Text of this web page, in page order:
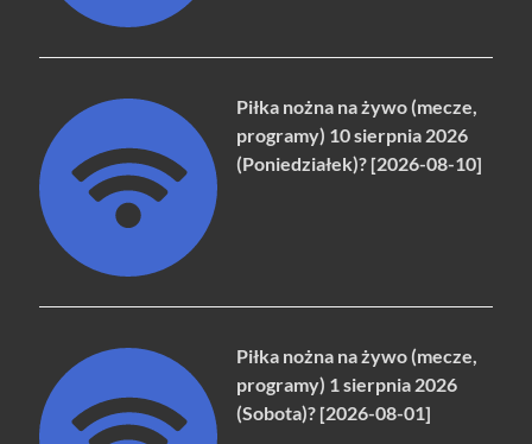
Piłka nożna na żywo (mecze,
programy) 10 sierpnia 2026
(Poniedziałek)? [2026-08-10]
Piłka nożna na żywo (mecze,
programy) 1 sierpnia 2026
(Sobota)? [2026-08-01]